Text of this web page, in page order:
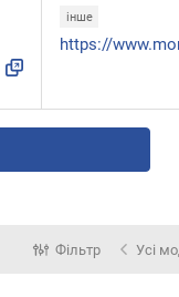
інше
Фільтр Усі